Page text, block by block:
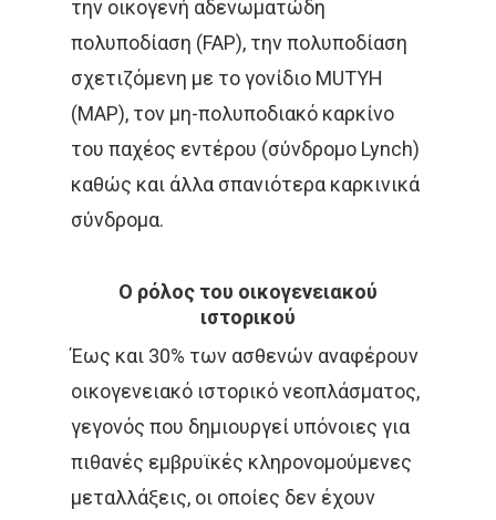
την οικογενή αδενωματώδη
πολυποδίαση (FAP), την πολυποδίαση
σχετιζόμενη με το γονίδιο MUTYH
(MAP), τον μη-πολυποδιακό καρκίνο
του παχέος εντέρου (σύνδρομο Lynch)
καθώς και άλλα σπανιότερα καρκινικά
σύνδρομα.
Ο ρόλος του οικογενειακού
ιστορικού
Έως και 30% των ασθενών αναφέρουν
οικογενειακό ιστορικό νεοπλάσματος,
γεγονός που δημιουργεί υπόνοιες για
πιθανές εμβρυϊκές κληρονομούμενες
μεταλλάξεις, οι οποίες δεν έχουν